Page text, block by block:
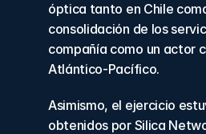
óptica tanto en Chile
consolidación de los
compañía como un actor
Atlántico-Pacífico.
Asimismo, el ejercicio
obtenidos por Silica